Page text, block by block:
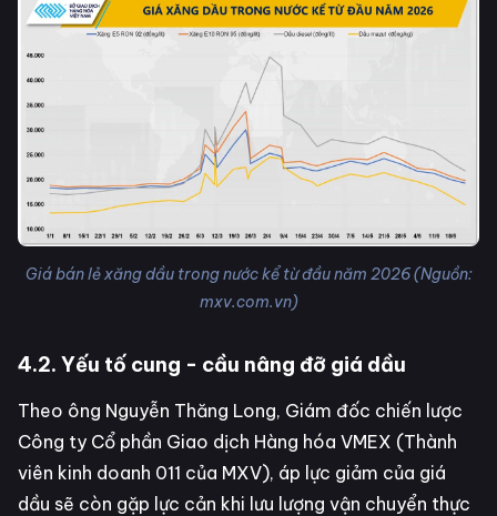
Giá bán lẻ xăng dầu trong nước kể từ đầu năm 2026 (Nguồn:
mxv.com.vn)
4.2. Yếu tố cung - cầu nâng đỡ giá dầu
Theo ông Nguyễn Thăng Long, Giám đốc chiến lược
Công ty Cổ phần Giao dịch Hàng hóa VMEX (Thành
viên kinh doanh 011 của MXV), áp lực giảm của giá
dầu sẽ còn gặp lực cản khi lưu lượng vận chuyển thực